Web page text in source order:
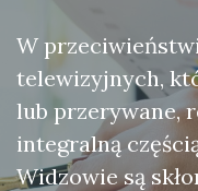
W
telewizyjnych,
lub przerywane,
integralną
Widzowie są